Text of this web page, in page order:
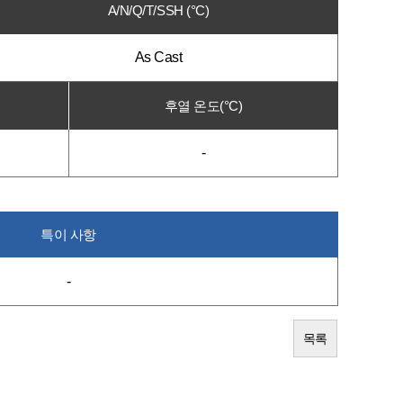
A/N/Q/T/SSH (°C)
As Cast
후열 온도(°C)
-
특이 사항
-
목록